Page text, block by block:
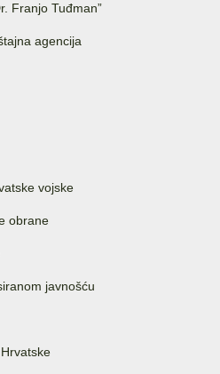
Franjo Tuđman”
agencija
vojske
obrane
javnošću